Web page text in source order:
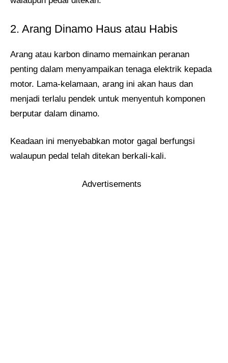
2. Arang Dinamo Haus atau Habis
Arang atau karbon dinamo memainkan peranan
penting dalam menyampaikan tenaga elektrik kepada
motor. Lama-kelamaan, arang ini akan haus dan
menjadi terlalu pendek untuk menyentuh komponen
berputar dalam dinamo.
Keadaan ini menyebabkan motor gagal berfungsi
walaupun pedal telah ditekan berkali-kali.
Advertisements